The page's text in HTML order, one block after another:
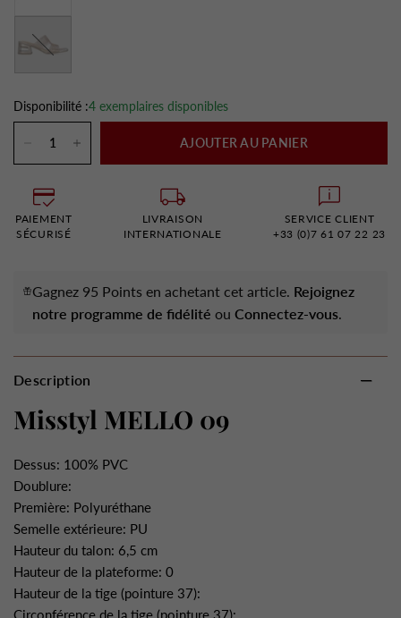
Disponibilité :4 exemplaires disponibles
AJOUTER AU PANIER
PAIEMENT
SÉCURISÉ
LIVRAISON
INTERNATIONALE
SERVICE CLIENT
+33 (0)7 61 07 22 23
Gagnez 95 Points en achetant cet article. Rejoignez
notre programme de fidélité ouConnectez-vous.
Description
Misstyl MELLO 09
Dessus: 100% PVC
Doublure:
Première: Polyuréthane
Semelle extérieure: PU
Hauteur du talon: 6,5 cm
Hauteur de la plateforme: 0
Hauteur de la tige (pointure 37):
Circonférence de la tige (pointure 37):